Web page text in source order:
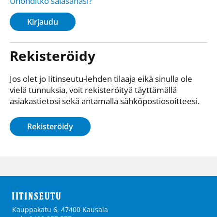
Kirjaudu
Rekisteröidy
Jos olet jo Iitinseutu-lehden tilaaja eikä sinulla ole
vielä tunnuksia, voit rekisteröityä täyttämällä
asiakastietosi sekä antamalla sähkö­posti­osoitteesi.
Rekisteröidy
Kauppakatu 6, 47400 Kausala